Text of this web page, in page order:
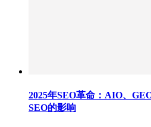
2025年SEO革命：AIO、
SEO的影响